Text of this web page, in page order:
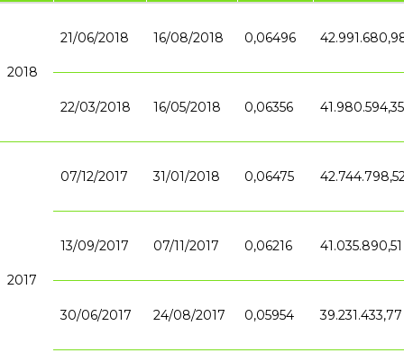
2018
21/06/2018 16/08/2018 0,06496
22/03/2018 16/05/2018 0,06356 41.980.594,35
2017
07/12/2017 31/01/2018 0,06475
13/09/2017 07/11/2017 0,06216 41.035.890,51
30/06/2017 24/08/2017 0,05954 39.231.433,77